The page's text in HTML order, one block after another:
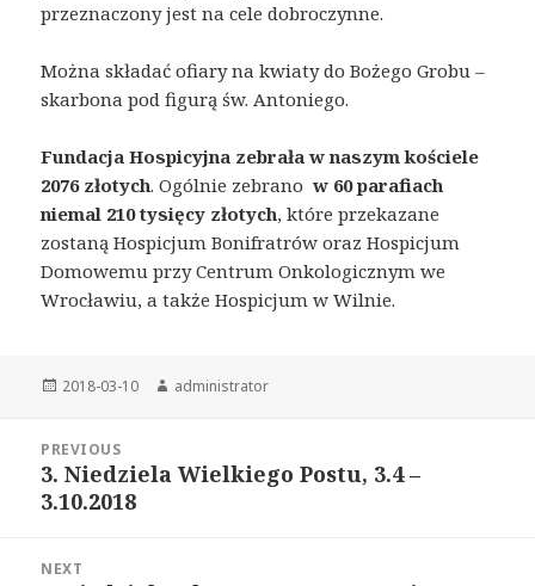
przeznaczony jest na cele dobroczynne.
Można składać ofiary na kwiaty do Bożego Grobu –
skarbona pod figurą św. Antoniego.
Fundacja Hospicyjna zebrała w naszym kościele
2076 złotych. Ogólnie zebranow 60 parafiach
niemal 210 tysięcy złotych, które przekazane
zostaną Hospicjum Bonifratrów oraz Hospicjum
Domowemu przy Centrum Onkologicznym we
Wrocławiu, a także Hospicjum w Wilnie.
Posted
2018-03-10 Author
administrator
navigation
PREVIOUS
Previous
post:
3. Niedziela Wielkiego Postu, 3.4 –
3.10.2018
NEXT